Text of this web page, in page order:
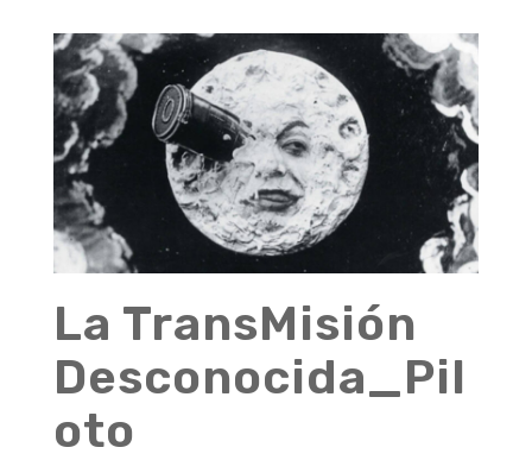
La TransMisión
Desconocida_Pil
oto